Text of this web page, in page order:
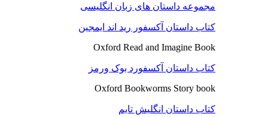
مجموعه داستان های زبان انگلیسی
کتاب داستان آکسفور رید اند ایمجین
Oxford Read and Imagine Book
کتاب داستان آکسفورد بوک ورمز
Oxford Bookworms Story book
کتاب داستان انگلیش تایم